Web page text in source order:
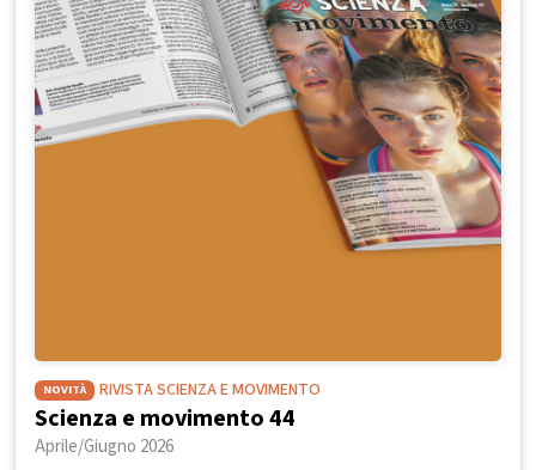
NOVITÀ RIVISTA SCIENZA E MOVIMENTO
Scienza e movimento 44
Aprile/Giugno 2026